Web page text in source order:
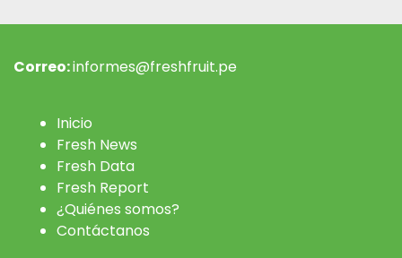
Correo:informes@freshfruit.pe
Inicio
Fresh News
Fresh Data
Fresh Report
¿Quiénes somos?
Contáctanos